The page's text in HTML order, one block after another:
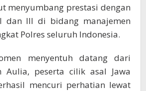
menyumbang prestasi dengan
dan III di bidang manajemen
Polres seluruh Indonesia.
menyentuh datang dari
Aulia, peserta cilik asal Jawa
mencuri perhatian lewat